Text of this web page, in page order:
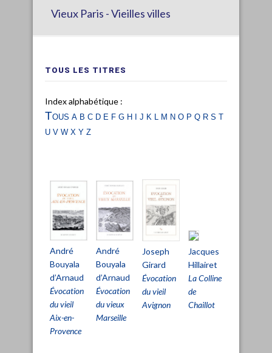
Vieux Paris - Vieilles villes
TOUS LES TITRES
Index alphabétique :
Tous a b c d e fg h i j k l m no p q rs t
uvwx yz
André
Bouyala
d’Arnaud
Évocation
du vieil
Aix-en-
Provence
André
Bouyala
d’Arnaud
Évocation
du vieux
Marseille
Joseph
Girard
Évocation
du vieil
Avignon
Jacques
Hillairet
La Colline
de
Chaillot